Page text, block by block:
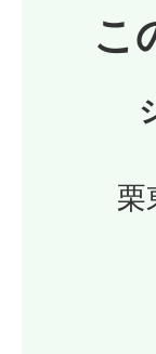
こ
栗